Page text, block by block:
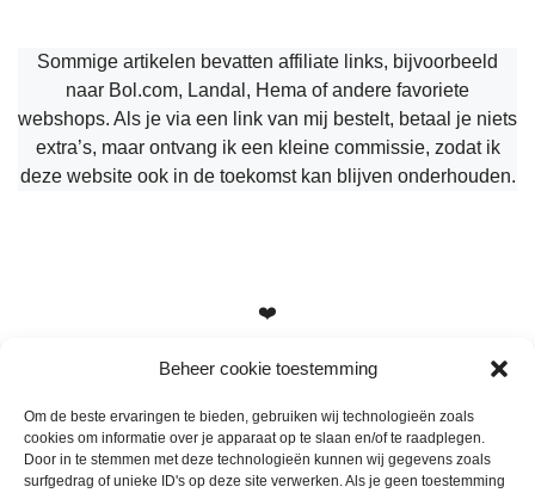
Beheer cookie toestemming
Om de beste ervaringen te bieden, gebruiken wij technologieën zoals
cookies om informatie over je apparaat op te slaan en/of te raadplegen.
Door in te stemmen met deze technologieën kunnen wij gegevens zoals
surfgedrag of unieke ID's op deze site verwerken. Als je geen toestemming
Sommige artikelen bevatten affiliate links, bijvoorbeeld
naar Bol.com, Landal, Hema of andere favoriete
webshops. Als je via een link van mij bestelt, betaal je niets
extra’s, maar ontvang ik een kleine commissie, zodat ik
deze website ook in de toekomst kan blijven onderhouden.
❤️
Heb je vragen, suggesties of tips? Stuur me een berichtje
info@mamameteenblog.nl